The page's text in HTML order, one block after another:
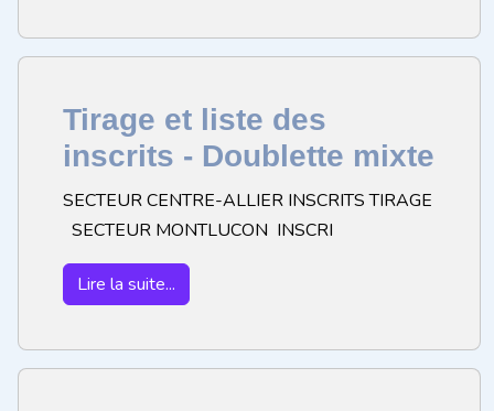
Tirage et liste des
inscrits - Doublette mixte
SECTEUR CENTRE-ALLIER INSCRITS TIRAGE
SECTEUR MONTLUCON INSCRI
Lire la suite...